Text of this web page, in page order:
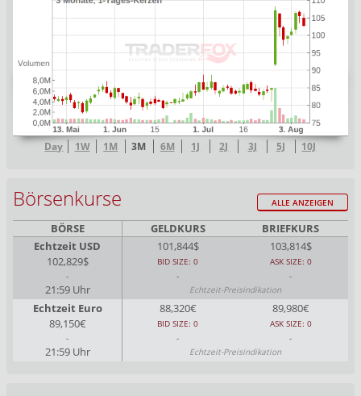
Day 1W 1M 3M 6M 1J 2J 3J 5J 10J
Börsenkurse ALLE ANZEIGEN
BÖRSE GELDKURS
BRIEFKURS
Echtzeit USD
101,844$
103,814$
102,829$
BID SIZE: 0
ASK SIZE: 0
-
- -
21:59 Uhr Echtzeit-Preisindikation
Echtzeit Euro 88,320€
89,980€
89,150€
BID SIZE: 0
ASK SIZE: 0
-
- -
21:59 Uhr Echtzeit-Preisindikation